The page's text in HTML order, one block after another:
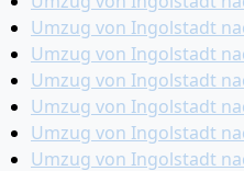
Umzug von Ingolstadt
Umzug von Ingolstadt
Umzug von Ingolstadt
Umzug von Ingolstadt
Umzug von Ingolstadt
Umzug von Ingolstadt